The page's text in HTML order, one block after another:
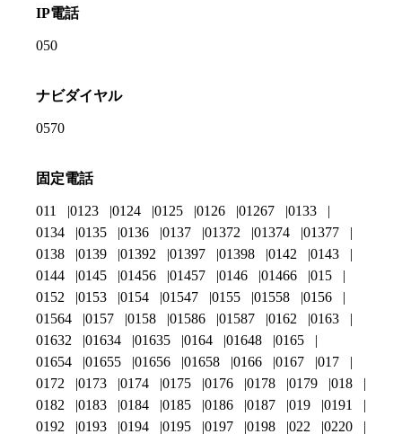
IP電話
050
ナビダイヤル
0570
固定電話
011 0123 0124 0125 0126 01267
0133
0134
0135 0136 0137 01372 01374
01377
0138
0139 01392 01397 01398 0142
0143
0144
0145 01456 01457 0146 01466
015
0152
0153 0154 01547 0155 01558
0156
01564
0157 0158 01586 01587 0162
0163
01632
01634 01635 0164 01648
0165
01654
01655 01656 01658 0166 0167
017
0172
0173 0174 0175 0176 0178 0179
018
0182
0183 0184 0185 0186 0187 019
0191
0192
0193 0194 0195 0197 0198 022 0220